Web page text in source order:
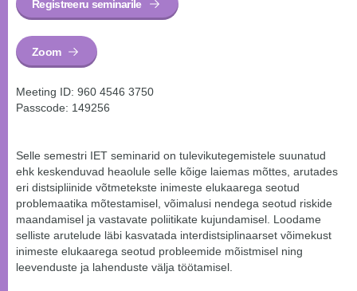
Registreeru seminarile
Zoom
Meeting ID: 960 4546 3750
Passcode: 149256
Selle semestri IET seminarid on tulevikutegemistele suunatud
ehk keskenduvad heaolule selle kõige laiemas mõttes, arutades
eri distsipliinide võtmetekste inimeste elukaarega seotud
problemaatika mõtestamisel, võimalusi nendega seotud riskide
maandamisel ja vastavate poliitikate kujundamisel. Loodame
selliste arutelude läbi kasvatada interdistsiplinaarset võimekust
inimeste elukaarega seotud probleemide mõistmisel ning
leevenduste ja lahenduste välja töötamisel.